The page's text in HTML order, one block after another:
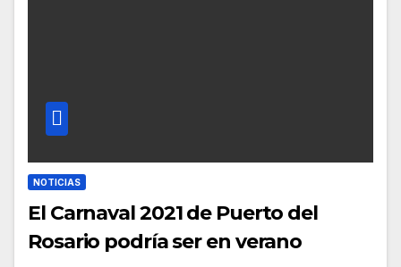
NOTICIAS
El Carnaval 2021 de Puerto del
Rosario podría ser en verano